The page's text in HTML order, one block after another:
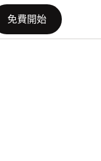
免費開始